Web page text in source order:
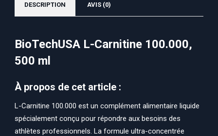
DESCRIPTION AVIS (0)
BioTechUSA L-Carnitine 100.000,
500 ml
À propos de cet article :
L-Carnitine 100.000 est un complément alimentaire liquide
spécialement conçu pour répondre aux besoins des
athlètes professionnels. La formule ultra-concentrée